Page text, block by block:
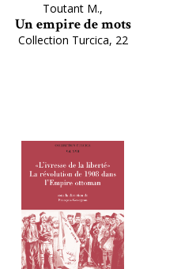
Toutant M.,
Un empire de mots
Collection Turcica, 22